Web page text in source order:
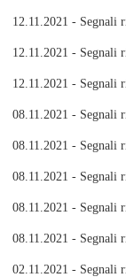
12.11.2021 - Segnali
12.11.2021 - Segnali
12.11.2021 - Segnali
08.11.2021 - Segnali
08.11.2021 - Segnali
08.11.2021 - Segnali
08.11.2021 - Segnali
08.11.2021 - Segnali
02.11.2021 - Segnali